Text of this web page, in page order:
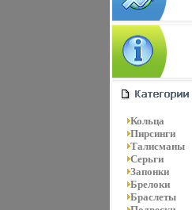
Кольца
Пирсинги
Талисманы
Серьги
Запонки
Брелоки
Браслеты